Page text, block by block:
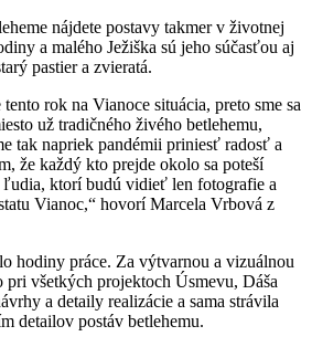
nájdete postavy takmer v životnej
a malého Ježiška sú jeho súčasťou aj
pastier a zvieratá.
rok na Vianoce situácia, preto sme sa
už tradičného živého betlehemu,
tak napriek pandémii priniesť radosť a
že každý kto prejde okolo sa poteší
ktorí budú vidieť len fotografie a
Vianoc,“ hovorí Marcela Vrbová z
hodiny práce. Za výtvarnou a vizuálnou
všetkých projektoch Úsmevu, Dáša
a detaily realizácie a sama strávila
detailov postáv betlehemu.